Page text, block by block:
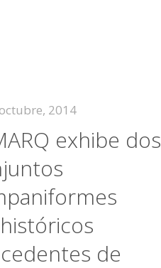
2014
exhibe dos
de